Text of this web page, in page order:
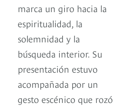
marca un giro hacia la
espiritualidad, la
solemnidad y la
búsqueda interior. Su
presentación estuvo
acompañada por un
gesto escénico que rozó